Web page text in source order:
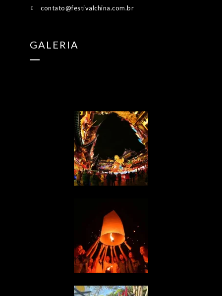
contato@festivalchina.com.br
GALERIA